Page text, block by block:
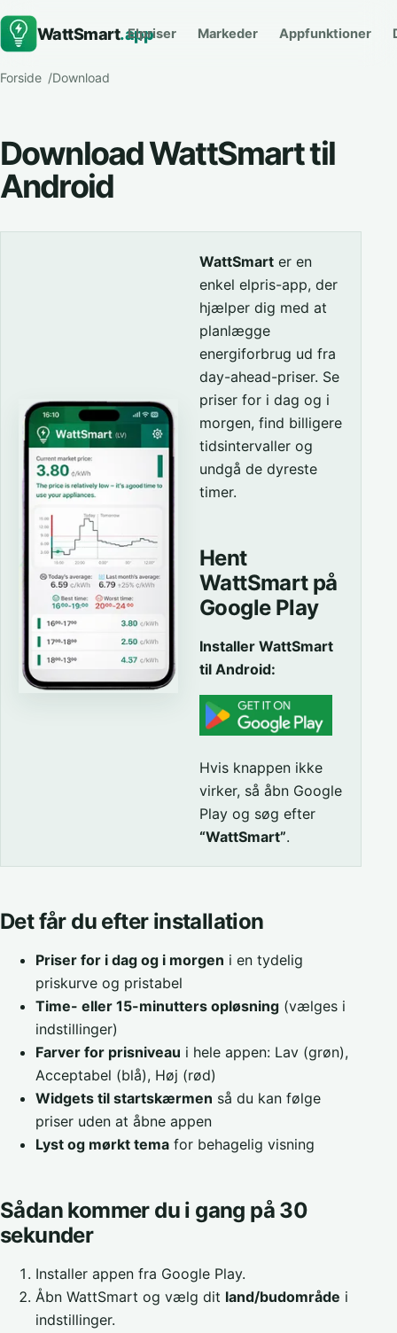
WattSmart.app
Elpriser Markeder Appfunktioner
Forside Download
Download WattSmart til
Android
WattSmart er en
enkel elpris-app, der
hjælper dig med at
planlægge
energiforbrug ud fra
day-ahead-priser. Se
priser for i dag og i
morgen, find billigere
tidsintervaller og
undgå de dyreste
timer.
Hent
WattSmart på
Google Play
Installer WattSmart
til Android:
Hvis knappen ikke
virker, så åbn Google
Play og søg efter
“WattSmart”.
Det får du efter installation
Priser for i dag og i morgen i en tydelig
priskurve og pristabel
Time- eller 15-minutters opløsning (vælges i
indstillinger)
Farver for prisniveau i hele appen: Lav (grøn),
Acceptabel (blå), Høj (rød)
Widgets til startskærmen så du kan følge
priser uden at åbne appen
Lyst og mørkt tema for behagelig visning
Sådan kommer du i gang på 30
sekunder
Installer appen fra Google Play.
Åbn WattSmart og vælg dit land/budområde i
indstillinger.